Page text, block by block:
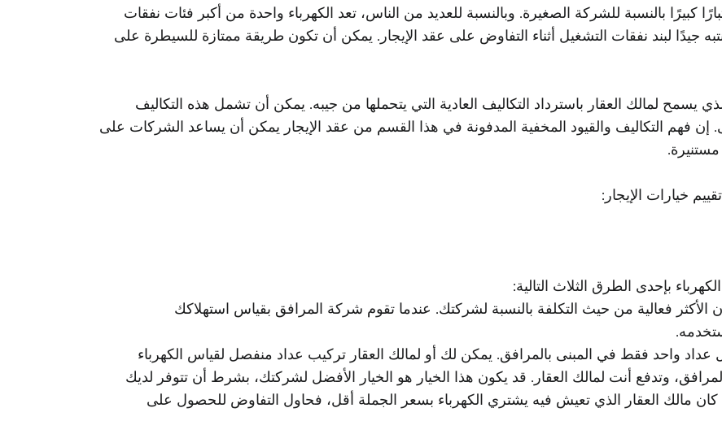
كبيرًا بالنسبة للشركة الصغيرة. وبالنسبة للعديد من الناس، تعد الكهرباء واحدة من أكبر فئات نفقات
جيدًا لبند نفقات التشغيل أثناء التفاوض على عقد الإيجار. يمكن أن تكون طريقة ممتازة للسيطرة على
يسمح لمالك العقار باسترداد التكاليف العادية التي يتحملها من جيبه. يمكن أن تشمل هذه التكاليف
إن فهم التكاليف والقيود المخفية المدفونة في هذا القسم من عقد الإيجار يمكن أن يساعد الشركات على
خيارات الإيجار:
بإحدى الطرق الثلاث التالية:
الأكثر فعالية من حيث التكلفة بالنسبة لشركتك. عندما تقوم شركة المرافق بقياس استهلاكك
عداد واحد فقط في المبنى بالمرافق. يمكن لك أو لمالك العقار تركيب عداد منفصل لقياس الكهرباء
وتدفع أنت لمالك العقار. قد يكون هذا الخيار هو الخيار الأفضل لشركتك، بشرط أن تتوفر لديك
كان مالك العقار الذي تعيش فيه يشتري الكهرباء بسعر الجملة أقل، فحاول التفاوض للحصول على